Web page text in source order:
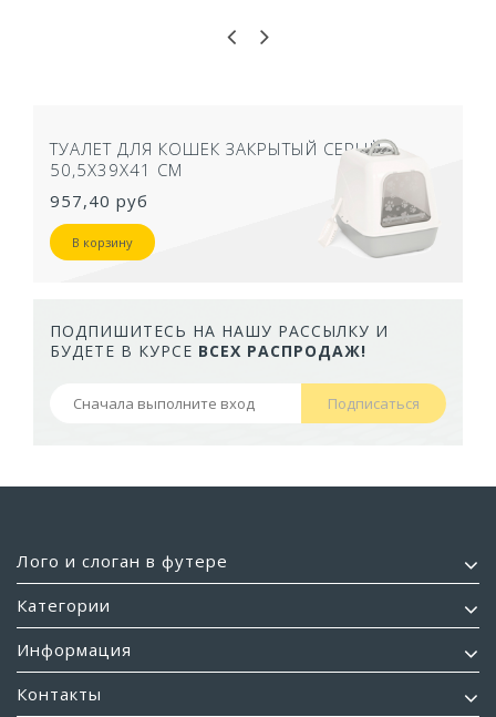
ТУАЛЕТ ДЛЯ КОШЕК ЗАКРЫТЫЙ СЕРЫЙ
50,5Х39Х41 СМ
957,40 руб
В корзину
ПОДПИШИТЕСЬ НА НАШУ РАССЫЛКУ И
БУДЕТЕ В КУРСЕ ВСЕХ РАСПРОДАЖ!
Подписаться
Лого и слоган в футере
Категории
Информация
Контакты